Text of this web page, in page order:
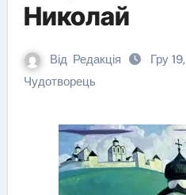
Николай
Від Редакція Гру
Чудотворець